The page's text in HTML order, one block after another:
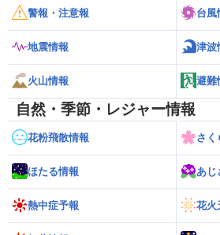
警報・注意報 台風
地震情報 津波
火山情報 避難
自然・季節・レジャー情報
花粉飛散情報 さく
ほたる情報 あじ
熱中症予報 花火